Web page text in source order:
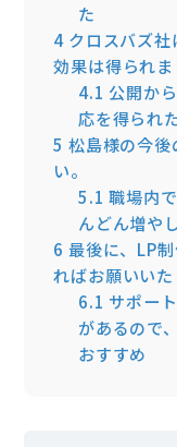
た
4 クロスバズ
効果は得られま
4.1 公開か
応を得られ
5 松島様の今後
い。
5.1 職場内
んどん増や
6 最後に、LP
ればお願いいた
6.1 サポー
があるので
おすすめ